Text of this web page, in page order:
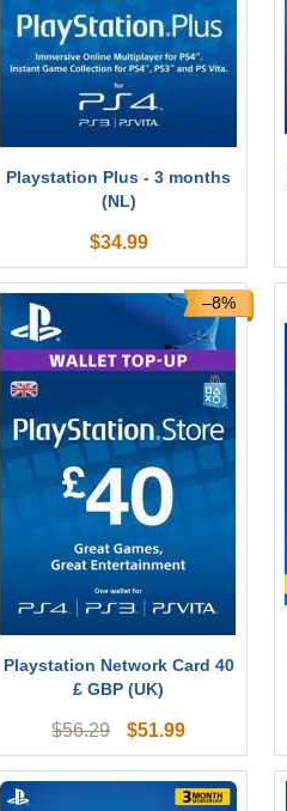
Playstation Plus - 3 months
(NL)
$34.99
–8%
Playstation Network Card 40
£ GBP (UK)
$56.29 $51.99